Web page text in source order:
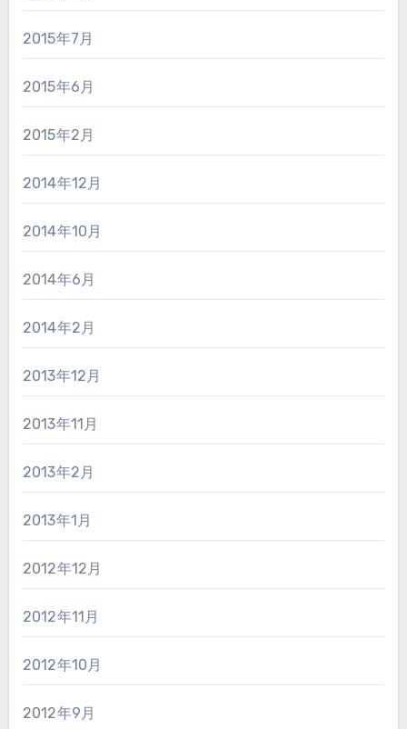
2015年7月
2015年6月
2015年2月
2014年12月
2014年10月
2014年6月
2014年2月
2013年12月
2013年11月
2013年2月
2013年1月
2012年12月
2012年11月
2012年10月
2012年9月